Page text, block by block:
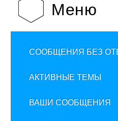
Меню
СООБЩЕНИЯ БЕЗ
АКТИВНЫЕ ТЕМЫ
ВАШИ СООБЩЕНИЯ